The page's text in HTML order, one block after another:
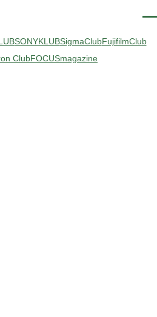
SONYKLUBSigmaClubFujifilmClub
ClubFOCUSmagazine